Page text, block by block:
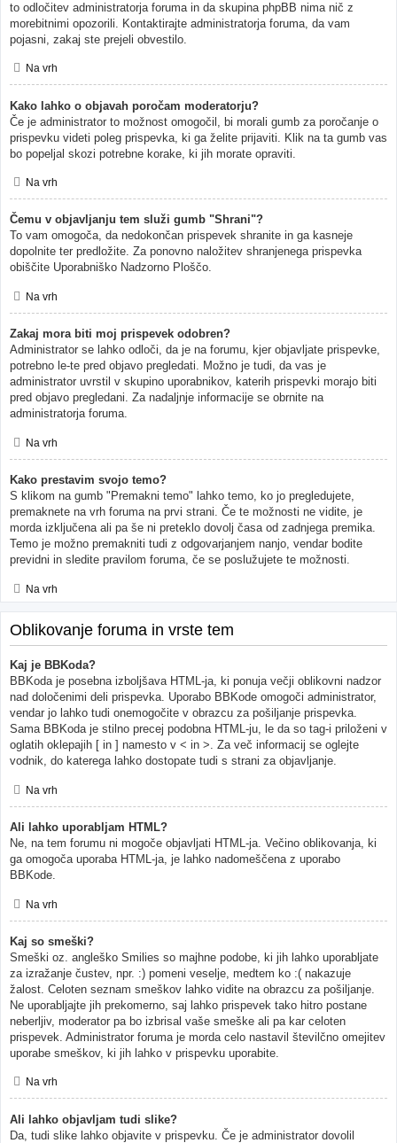
to odločitev administratorja foruma in da skupina phpBB nima nič z
morebitnimi opozorili. Kontaktirajte administratorja foruma, da vam
pojasni, zakaj ste prejeli obvestilo.
Na vrh
Kako lahko o objavah poročam moderatorju?
Če je administrator to možnost omogočil, bi morali gumb za poročanje o
prispevku videti poleg prispevka, ki ga želite prijaviti. Klik na ta gumb vas
bo popeljal skozi potrebne korake, ki jih morate opraviti.
Na vrh
Čemu v objavljanju tem služi gumb "Shrani"?
To vam omogoča, da nedokončan prispevek shranite in ga kasneje
dopolnite ter predložite. Za ponovno naložitev shranjenega prispevka
obiščite Uporabniško Nadzorno Ploščo.
Na vrh
Zakaj mora biti moj prispevek odobren?
Administrator se lahko odloči, da je na forumu, kjer objavljate prispevke,
potrebno le-te pred objavo pregledati. Možno je tudi, da vas je
administrator uvrstil v skupino uporabnikov, katerih prispevki morajo biti
pred objavo pregledani. Za nadaljnje informacije se obrnite na
administratorja foruma.
Na vrh
Kako prestavim svojo temo?
S klikom na gumb "Premakni temo" lahko temo, ko jo pregledujete,
premaknete na vrh foruma na prvi strani. Če te možnosti ne vidite, je
morda izključena ali pa še ni preteklo dovolj časa od zadnjega premika.
Temo je možno premakniti tudi z odgovarjanjem nanjo, vendar bodite
previdni in sledite pravilom foruma, če se poslužujete te možnosti.
Na vrh
Oblikovanje foruma in vrste tem
Kaj je BBKoda?
BBKoda je posebna izboljšava HTML-ja, ki ponuja večji oblikovni nadzor
nad določenimi deli prispevka. Uporabo BBKode omogoči administrator,
vendar jo lahko tudi onemogočite v obrazcu za pošiljanje prispevka.
Sama BBKoda je stilno precej podobna HTML-ju, le da so tag-i priloženi v
oglatih oklepajih [ in ] namesto v < in >. Za več informacij se oglejte
vodnik, do katerega lahko dostopate tudi s strani za objavljanje.
Na vrh
Ali lahko uporabljam HTML?
Ne, na tem forumu ni mogoče objavljati HTML-ja. Večino oblikovanja, ki
ga omogoča uporaba HTML-ja, je lahko nadomeščena z uporabo
BBKode.
Na vrh
Kaj so smeški?
Smeški oz. angleško Smilies so majhne podobe, ki jih lahko uporabljate
za izražanje čustev, npr. :) pomeni veselje, medtem ko :( nakazuje
žalost. Celoten seznam smeškov lahko vidite na obrazcu za pošiljanje.
Ne uporabljajte jih prekomerno, saj lahko prispevek tako hitro postane
neberljiv, moderator pa bo izbrisal vaše smeške ali pa kar celoten
prispevek. Administrator foruma je morda celo nastavil številčno omejitev
uporabe smeškov, ki jih lahko v prispevku uporabite.
Na vrh
Ali lahko objavljam tudi slike?
Da, tudi slike lahko objavite v prispevku. Če je administrator dovolil